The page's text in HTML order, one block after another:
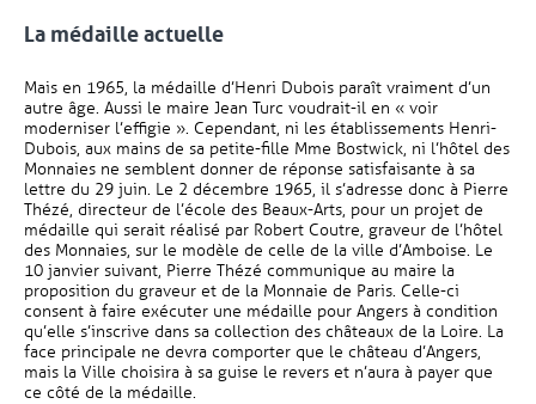
La médaille actuelle
Mais en 1965, la médaille d’Henri Dubois paraît vraiment d’un
autre âge. Aussi le maire Jean Turc voudrait-il en « voir
moderniser l’effigie ». Cependant, ni les établissements Henri-
Dubois, aux mains de sa petite-fille Mme Bostwick, ni l’hôtel des
Monnaies ne semblent donner de réponse satisfaisante à sa
lettre du 29 juin. Le 2 décembre 1965, il s’adresse donc à Pierre
Thézé, directeur de l’école des Beaux-Arts, pour un projet de
médaille qui serait réalisé par Robert Coutre, graveur de l’hôtel
des Monnaies, sur le modèle de celle de la ville d’Amboise. Le
10 janvier suivant, Pierre Thézé communique au maire la
proposition du graveur et de la Monnaie de Paris. Celle-ci
consent à faire exécuter une médaille pour Angers à condition
qu’elle s’inscrive dans sa collection des châteaux de la Loire. La
face principale ne devra comporter que le château d’Angers,
mais la Ville choisira à sa guise le revers et n’aura à payer que
ce côté de la médaille.